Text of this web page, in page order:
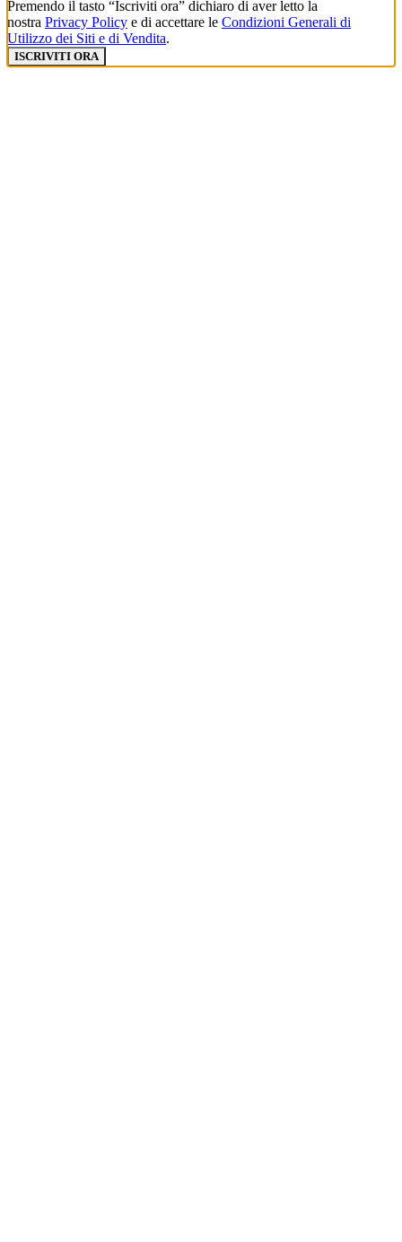
Premendo il tasto “Iscriviti ora” dichiaro di aver letto la
nostra Privacy Policy e di accettare le Condizioni Generali di
Utilizzo dei Siti e di Vendita.
ISCRIVITI ORA